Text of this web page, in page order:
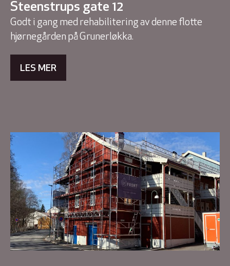
Steenstrups gate 12
Godt i gang med rehabilitering av denne flotte
hjørnegården på Grunerløkka.
LES MER